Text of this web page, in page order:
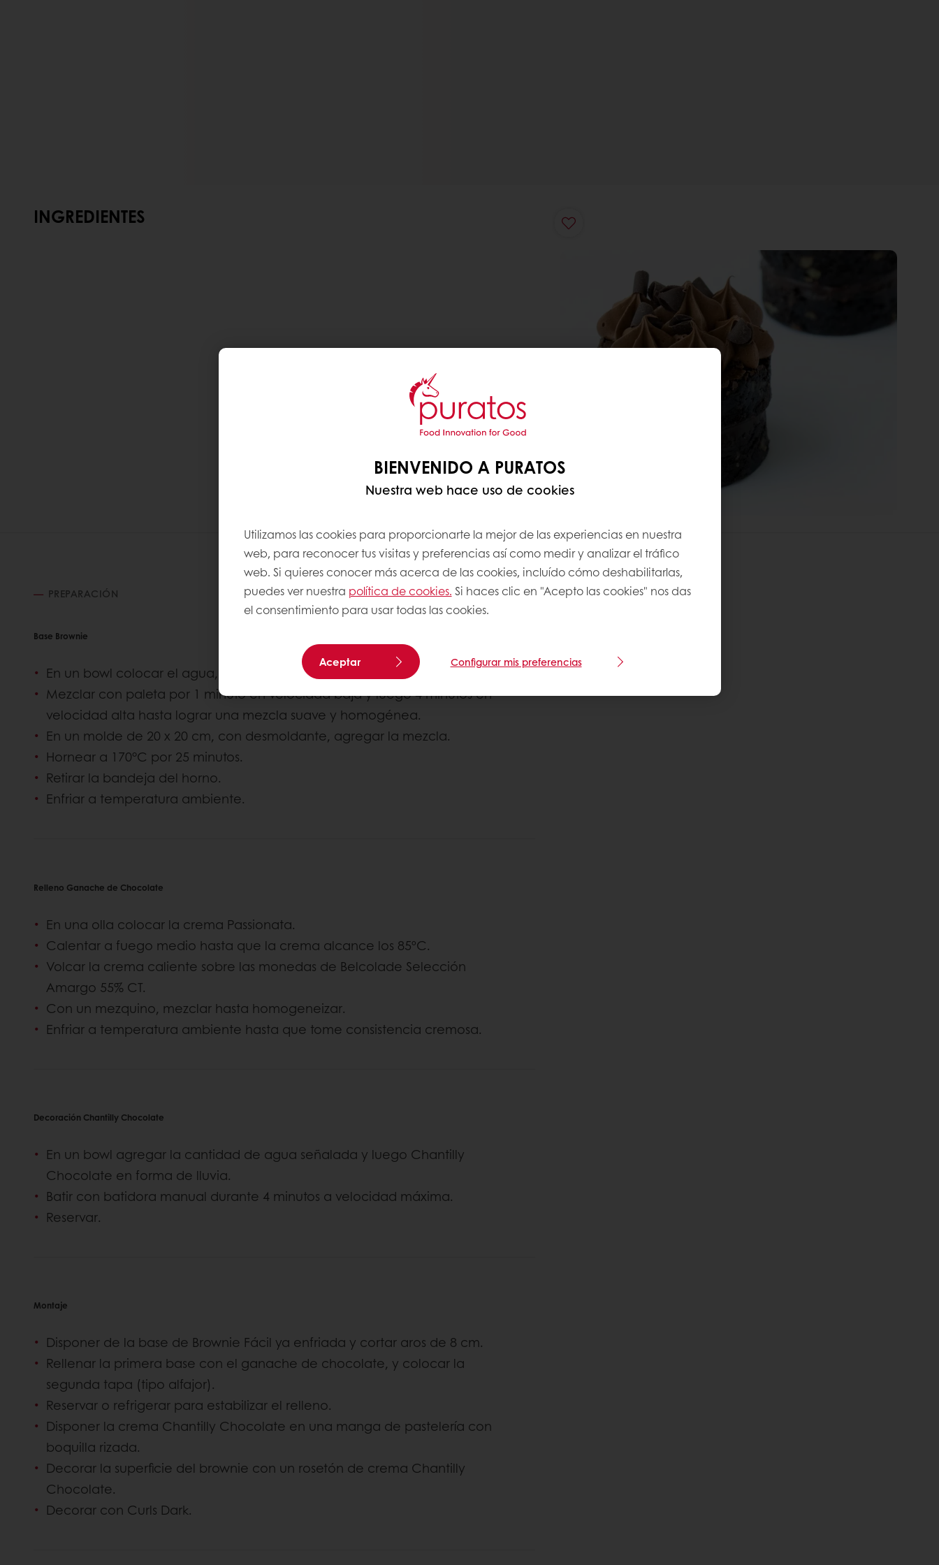
INGREDIENTES
PREPARACIÓN
Base Brownie
En un bowl colocar el agua, aceite y Brownie Fácil.
Mezclar con paleta por 1 minuto en velocidad baja y luego 4 minutos en
velocidad alta hasta lograr una mezcla suave y homogénea.
En un molde de 20 x 20 cm, con desmoldante, agregar la mezcla.
Hornear a 170°C por 25 minutos.
Retirar la bandeja del horno.
Enfriar a temperatura ambiente.
Relleno Ganache de Chocolate
En una olla colocar la crema Passionata.
Calentar a fuego medio hasta que la crema alcance los 85ºC.
Volcar la crema caliente sobre las monedas de Belcolade Selección
Amargo 55% CT.
Con un mezquino, mezclar hasta homogeneizar.
Enfriar a temperatura ambiente hasta que tome consistencia cremosa.
Decoración Chantilly Chocolate
En un bowl agregar la cantidad de agua señalada y luego Chantilly
Chocolate en forma de lluvia.
Batir con batidora manual durante 4 minutos a velocidad máxima.
Reservar.
Montaje
Disponer de la base de Brownie Fácil ya enfriada y cortar aros de 8 cm.
Rellenar la primera base con el ganache de chocolate, y colocar la
segunda tapa (tipo alfajor).
Reservar o refrigerar para estabilizar el relleno.
Disponer la crema Chantilly Chocolate en una manga de pastelería con
boquilla rizada.
Decorar la superficie del brownie con un rosetón de crema Chantilly
Chocolate.
Decorar con Curls Dark.
BIENVENIDO A PURATOS
Nuestra web hace uso de cookies
Utilizamos las cookies para proporcionarte la mejor de las experiencias en nuestra
web, para reconocer tus visitas y preferencias así como medir y analizar el tráfico
web. Si quieres conocer más acerca de las cookies, incluído cómo deshabilitarlas,
puedes ver nuestra política de cookies. Si haces clic en "Acepto las cookies" nos das
el consentimiento para usar todas las cookies.
Aceptar Configurar mis preferencias